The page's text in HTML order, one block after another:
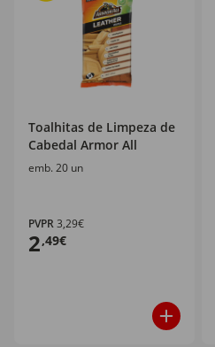
Toalhitas de Limpeza de
Cabedal Armor All
emb. 20 un
PVPR3,29€
2,49€